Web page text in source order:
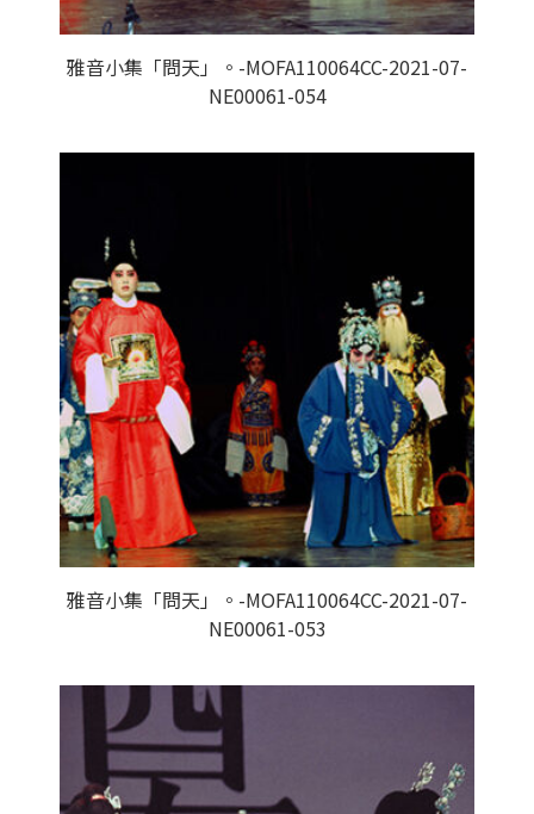
雅音小集「問天」。-MOFA110064CC-2021-07-
NE00061-054
雅音小集「問天」。-MOFA110064CC-2021-07-
NE00061-053